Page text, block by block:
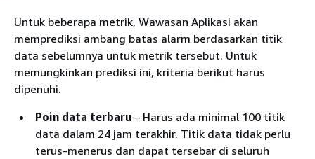
Untuk beberapa metrik, Wawasan Aplikasi akan
memprediksi ambang batas alarm berdasarkan titik
data sebelumnya untuk metrik tersebut. Untuk
memungkinkan prediksi ini, kriteria berikut harus
dipenuhi.
Poin data terbaru – Harus ada minimal 100 titik
data dalam 24 jam terakhir. Titik data tidak perlu
terus-menerus dan dapat tersebar di seluruh